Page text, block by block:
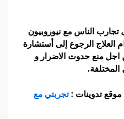
الناس مع نيوروبيون
الرجوع إلى أستشارة
اجل منع حدوث الاضرار و
تدوينات : تجربتي مع